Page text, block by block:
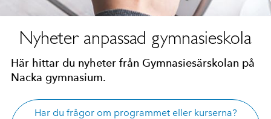
Nyheter anpassad gymnasieskola
Här hittar du nyheter från Gymnasiesärskolan på
Nacka gymnasium.
Har du frågor om programmet eller kurserna?